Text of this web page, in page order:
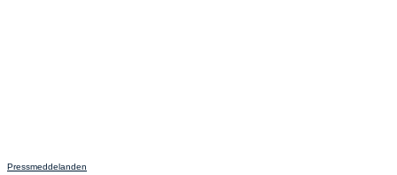
Pressmeddelanden